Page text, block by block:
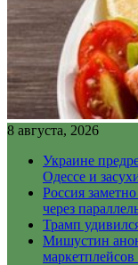
8 августа, 2026
Украине
Одессе и
Россия
через
Трамп
Мишустин